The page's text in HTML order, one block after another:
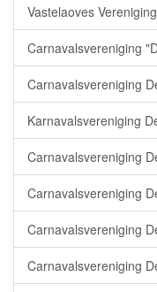
Vastelaoves
Carnavalsvereniging
Carnavalsvereniging
Karnavalsvereniging
Carnavalsvereniging
Carnavalsvereniging
Carnavalsvereniging
Carnavalsvereniging